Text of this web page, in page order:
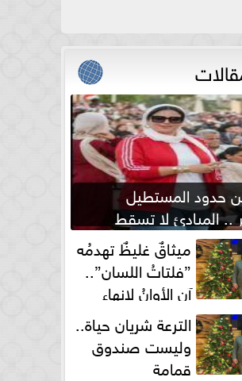
حدود المستطيل
.. المبادئ لا تسقط
الحكم ميثاقٌ غليظٌ تهدمُه
”فلتاتُ اللسان”..
آن الأوانُ لإنهاءِ
الشفهي!
الترعة شريان حياة..
وليست صندوق
قمامة